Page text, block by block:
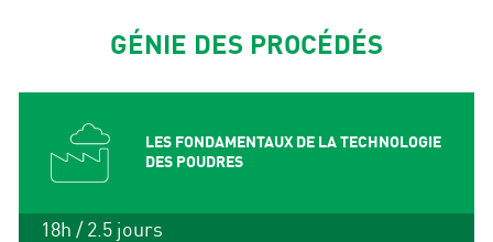
GÉNIE DES PROCÉDÉS
LES FONDAMENTAUX DE LA TECHNOLOGIE
DES POUDRES
18h / 2.5 jours